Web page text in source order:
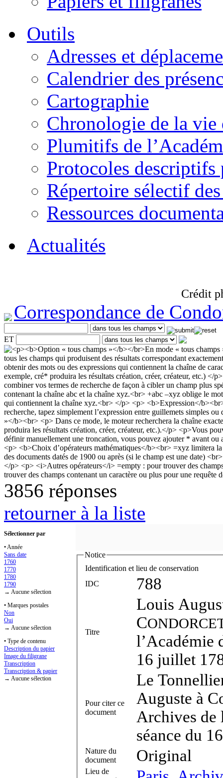
Outils
Adresses et
Calendrier des
Cartographie
Chronologie de la vie
Plumitifs de
Protocoles descriptifs
Répertoire sélectif
Ressources
Actualités
Crédit
Correspondance de
ET
3856 réponses
retourner à la liste
Sélectionner par
• Année
Sans date
1760
1770
1780
1790
→ Aucune sélection
• Marques postales
Non
Oui
→ Aucune sélection
• Type de contenu
Description du papier
Image du filigrane
Transcription
Transcription & papier
→ Aucune sélection
Notice
Identification et lieu de conservation
IDC
788
Titre
Louis
C
l’Académie
16 juillet
Pour citer ce
document
Le
Auguste à
Archives de
séance du
Nature du
document
Original
Lieu de